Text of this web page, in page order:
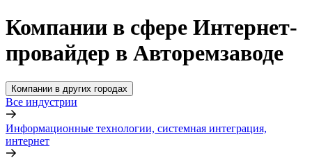
Компании в сфере Интернет-
провайдер в Авторемзаводе
Компании в других городах
Все индустрии
Информационные технологии, системная интеграция,
интернет